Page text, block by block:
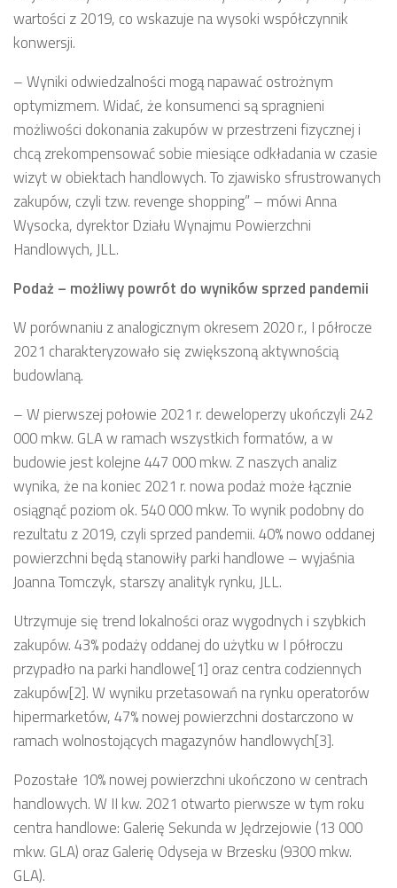
wartości z 2019, co wskazuje na wysoki współczynnik
konwersji.
– Wyniki odwiedzalności mogą napawać ostrożnym
optymizmem. Widać, że konsumenci są spragnieni
możliwości dokonania zakupów w przestrzeni fizycznej i
chcą zrekompensować sobie miesiące odkładania w czasie
wizyt w obiektach handlowych. To zjawisko sfrustrowanych
zakupów, czyli tzw. revenge shopping” – mówi Anna
Wysocka, dyrektor Działu Wynajmu Powierzchni
Handlowych, JLL.
Podaż – możliwy powrót do wyników sprzed pandemii
W porównaniu z analogicznym okresem 2020 r., I półrocze
2021 charakteryzowało się zwiększoną aktywnością
budowlaną.
– W pierwszej połowie 2021 r. deweloperzy ukończyli 242
000 mkw. GLA w ramach wszystkich formatów, a w
budowie jest kolejne 447 000 mkw. Z naszych analiz
wynika, że na koniec 2021 r. nowa podaż może łącznie
osiągnąć poziom ok. 540 000 mkw. To wynik podobny do
rezultatu z 2019, czyli sprzed pandemii. 40% nowo oddanej
powierzchni będą stanowiły parki handlowe – wyjaśnia
Joanna Tomczyk, starszy analityk rynku, JLL.
Utrzymuje się trend lokalności oraz wygodnych i szybkich
zakupów. 43% podaży oddanej do użytku w I półroczu
przypadło na parki handlowe[1] oraz centra codziennych
zakupów[2]. W wyniku przetasowań na rynku operatorów
hipermarketów, 47% nowej powierzchni dostarczono w
ramach wolnostojących magazynów handlowych[3].
Pozostałe 10% nowej powierzchni ukończono w centrach
handlowych. W II kw. 2021 otwarto pierwsze w tym roku
centra handlowe: Galerię Sekunda w Jędrzejowie (13 000
mkw. GLA) oraz Galerię Odyseja w Brzesku (9300 mkw.
GLA).